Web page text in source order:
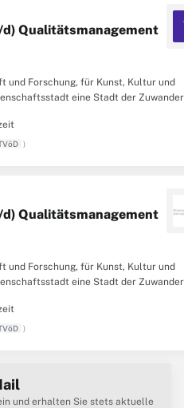
Qualitätsmanagement
und Forschung, für Kunst, Kultur und
eine Stadt der
154.002 Einwohner,
)
Qualitätsmanagement
und Forschung, für Kunst, Kultur und
eine Stadt der
154.002 Einwohner, Tendenz
)
und erhalten Sie stets aktuelle